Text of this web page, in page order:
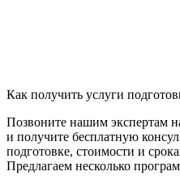
Как получить услуги
Позвоните нашим экспертам
и получите бесплатную
подготовке, стоимости и
Предлагаем несколько